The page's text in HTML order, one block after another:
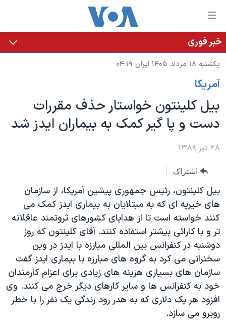
لینکهای
قابل
دسترسی
جهش
محتوای
اصلی
جهش
به
صفحه
جهش
جستجو
خانه
نسخه سبک وب‌سایت
موضوع ها
ایران
آمریکا
جهان
ویژه برنامه‌ها
ویدیوها
فرهنگ و زندگی
حقوق شهروندی
اقتصادی
علم و فناوری
اسرائیل در جنگ
برنامه های تلویزیونی
جدول برنامه ها
صفحه‌های ویژه
۲۵۰سالگی آمریکا
بایگانی برنامه‌های تلویزیونی
مستندها
انتخابات ریاست جمهوری آمریکا ۲۰۲۴
حمله جمهوری اسلامی به اسرائیل
رمز مهسا
ورزش زنان در ایران
یادگیری زبان انگلیسی
دنبال کنید
زبانهای مختلف
خبر فوری
یکشنبه ۱۸ مرداد ۱۴۰۵ ایران ۰۴:۱۹
آمريکا
بیل کلینتون خواستار حذف مقررات
دست و پا گیر کمک به بیماران ایدز شد
۲۸ تیر ۱۳۸۹
اشتراک
بیل کلینتون، رئیس جمهوری پیشین آمریکا، از سازمان
های خیریه ای که به مبتلایان به بیماری ایدز کمک می
کنند خواسته است تا از هدایای کشورهای ثروتمند عاقلانه
تر و با کارائی بیشتر استفاده کنند. آقای کلینتون که روز
دوشنبه در کنفرانس بین المللی مبارزه با ایدز در وین
سخنرانی می کرد به گروه های مبارزه با بیماری ایدز گفت
سازمان های بسیاری هزینه های زیادی برای اعزام کارمندان
خود به کنفرانس ها و سایر کارهای دیگر خرج می کنند. وی
افزود هر یک دلاری که به هدر رود زندگی یک نفر را با خطر
روبرو می سازد.